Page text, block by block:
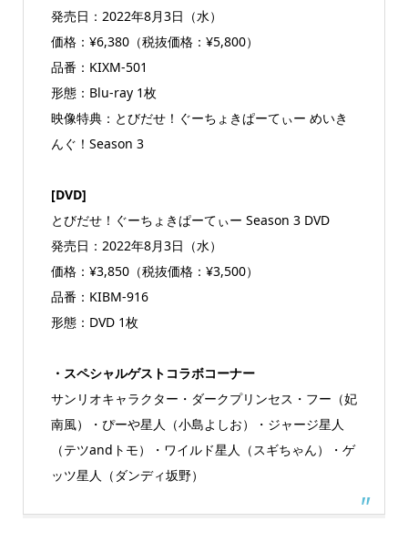
発売日：2022年8月3日（水）
価格：¥6,380（税抜価格：¥5,800）
品番：KIXM-501
形態：Blu-ray 1枚
映像特典：とびだせ！ぐーちょきぱーてぃー めいき
んぐ！Season 3
[DVD]
とびだせ！ぐーちょきぱーてぃー Season 3 DVD
発売日：2022年8月3日（水）
価格：¥3,850（税抜価格：¥3,500）
品番：KIBM-916
形態：DVD 1枚
・スペシャルゲストコラボコーナー
サンリオキャラクター・ダークプリンセス・フー（妃
南風）・ぴーや星人（小島よしお）・ジャージ星人
（テツandトモ）・ワイルド星人（スギちゃん）・ゲ
ッツ星人（ダンディ坂野）